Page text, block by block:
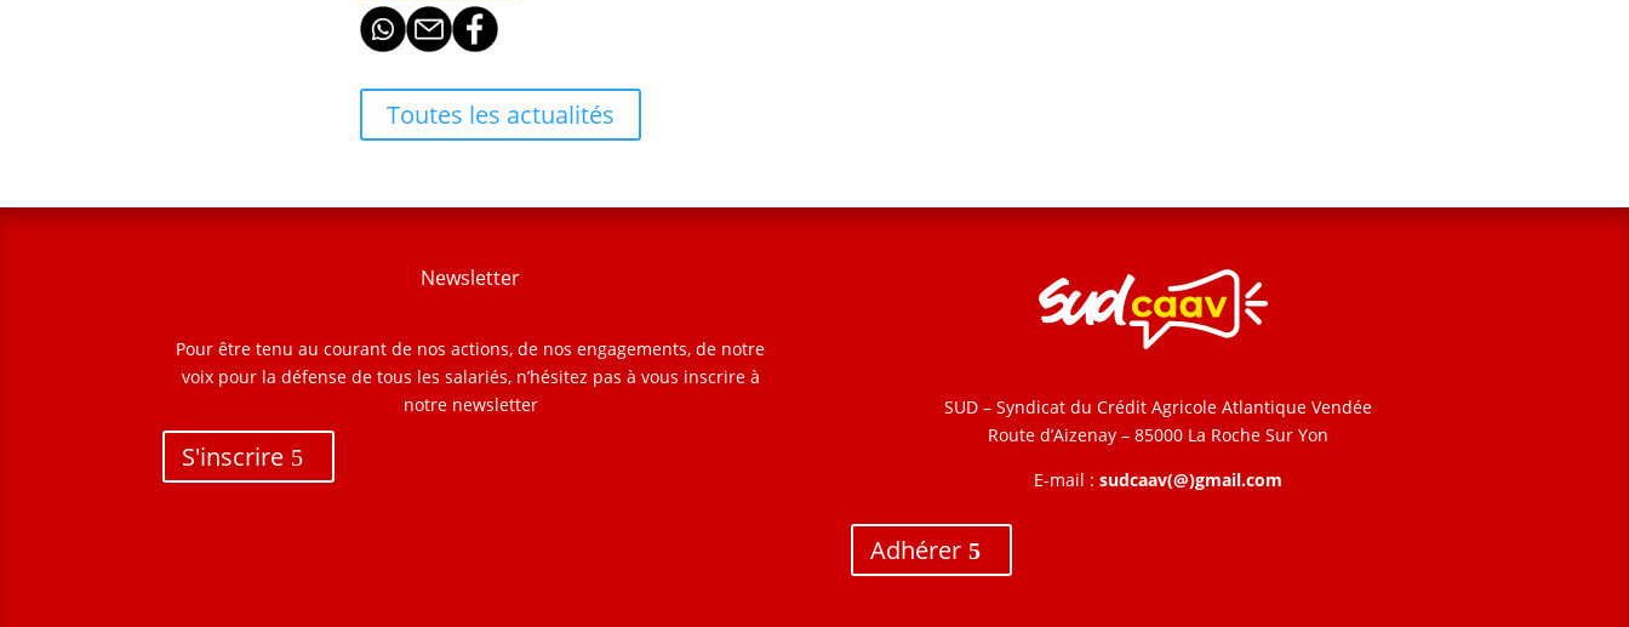
Toutes les actualités
Newsletter
Pour être tenu au courant de nos actions, de nos engagements, de notre
voix pour la défense de tous les salariés, n’hésitez pas à vous inscrire à
notre newsletter
S'inscrire
SUD – Syndicat du Crédit Agricole Atlantique Vendée
Route d’Aizenay – 85000 La Roche Sur Yon
E-mail :sudcaav(@)gmail.com
Adhérer